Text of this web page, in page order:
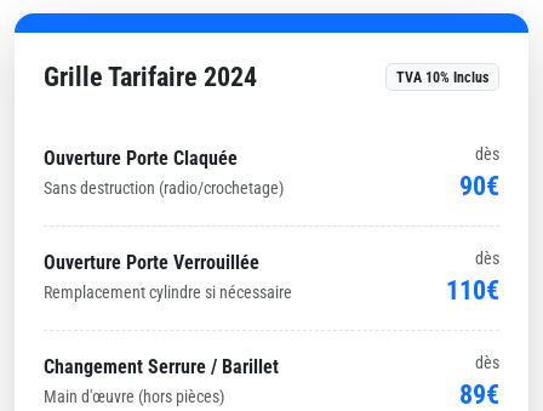
Grille Tarifaire 2024 TVA 10% Inclus
Ouverture Porte Claquée
Sans destruction (radio/crochetage)
dès
90€
Ouverture Porte Verrouillée
Remplacement cylindre si nécessaire
dès
110€
Changement Serrure / Barillet
Main d'œuvre (hors pièces)
dès
89€